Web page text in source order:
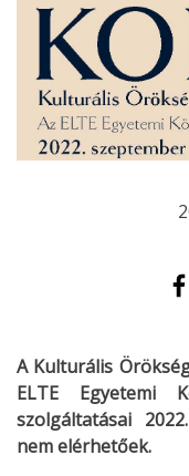
A Kulturális
ELTE Egyetemi
szolgáltatásai
nem elérhetőek.